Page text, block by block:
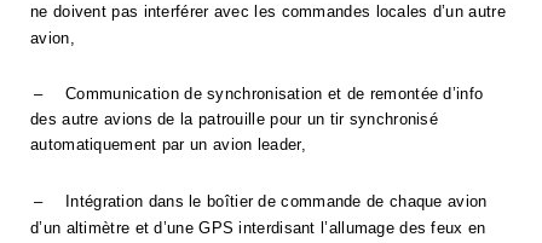
ne doivent pas interférer avec les commandes locales d’un autre
avion,
–
Communication de synchronisation et de remontée d’info
des autre avions de la patrouille pour un tir synchronisé
automatiquement par un avion leader,
–
Intégration dans le boîtier de commande de chaque avion
d’un altimètre et d’une GPS interdisant l’allumage des feux en